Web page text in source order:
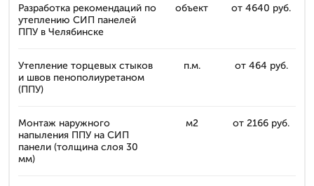
Разработка рекомендаций по
утеплению СИП панелей
ППУ в Челябинске
объект от 4640 руб.
Утепление торцевых стыков
и швов пенополиуретаном
(ППУ)
п.м. от 464 руб.
Монтаж наружного
напыления ППУ на СИП
панели (толщина слоя 30
мм)
м2 от 2166 руб.